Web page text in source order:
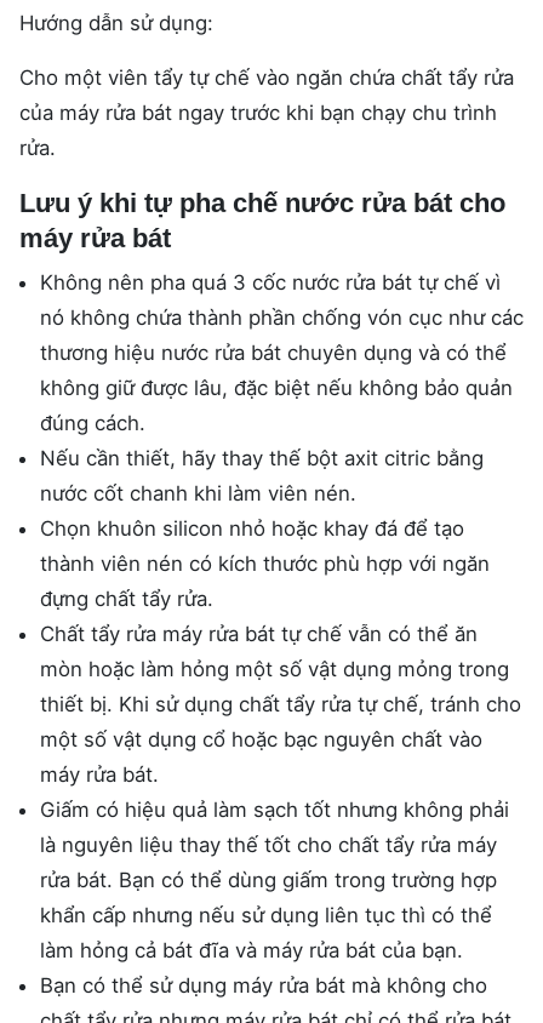
Hướng dẫn sử dụng:
Cho một viên tẩy tự chế vào ngăn chứa chất tẩy rửa
của máy rửa bát ngay trước khi bạn chạy chu trình
rửa.
Lưu ý khi tự pha chế nước rửa bát cho
máy rửa bát
Không nên pha quá 3 cốc nước rửa bát tự chế vì
nó không chứa thành phần chống vón cục như các
thương hiệu nước rửa bát chuyên dụng và có thể
không giữ được lâu, đặc biệt nếu không bảo quản
đúng cách.
Nếu cần thiết, hãy thay thế bột axit citric bằng
nước cốt chanh khi làm viên nén.
Chọn khuôn silicon nhỏ hoặc khay đá để tạo
thành viên nén có kích thước phù hợp với ngăn
đựng chất tẩy rửa.
Chất tẩy rửa máy rửa bát tự chế vẫn có thể ăn
mòn hoặc làm hỏng một số vật dụng mỏng trong
thiết bị. Khi sử dụng chất tẩy rửa tự chế, tránh cho
một số vật dụng cổ hoặc bạc nguyên chất vào
máy rửa bát.
Giấm có hiệu quả làm sạch tốt nhưng không phải
là nguyên liệu thay thế tốt cho chất tẩy rửa máy
rửa bát. Bạn có thể dùng giấm trong trường hợp
khẩn cấp nhưng nếu sử dụng liên tục thì có thể
làm hỏng cả bát đĩa và máy rửa bát của bạn.
Bạn có thể sử dụng máy rửa bát mà không cho